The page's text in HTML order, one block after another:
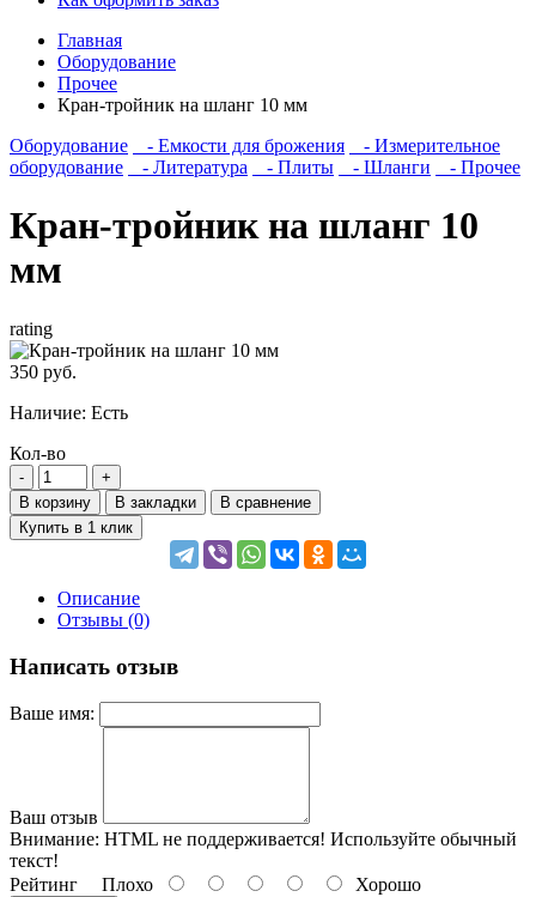
Главная
Оборудование
Прочее
Кран-тройник на шланг 10 мм
Оборудование
- Емкости для брожения
- Измерительное
оборудование
- Литература - Плиты - Шланги - Прочее
Кран-тройник на шланг 10
мм
rating
350 руб.
Наличие: Есть
Кол-во
В корзину В закладки
В сравнение
Купить в 1 клик
Описание
Отзывы (0)
Написать отзыв
Ваше имя:
Ваш отзыв
Внимание: HTML не поддерживается! Используйте обычный
текст!
Рейтинг Плохо Хорошо